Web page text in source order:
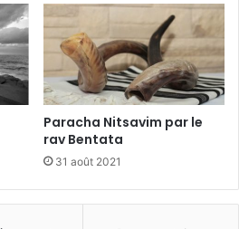
Paracha Nitsavim par le
rav Bentata
31 août 2021